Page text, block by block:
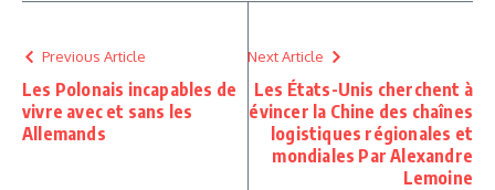
Previous Article
Les Polonais incapables de
vivre avec et sans les
Allemands
Next Article
Les États-Unis cherchent à
évincer la Chine des chaînes
logistiques régionales et
mondiales Par Alexandre
Lemoine